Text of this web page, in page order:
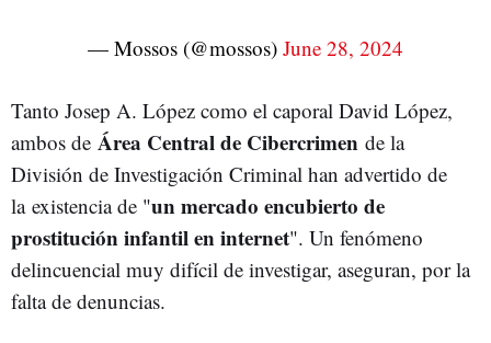
— Mossos (@mossos) June 28, 2024
Tanto Josep A. López como el caporal David López,
ambos de Área Central de Cibercrimen de la
División de Investigación Criminal han advertido de
la existencia de "un mercado encubierto de
prostitución infantil en internet". Un fenómeno
delincuencial muy difícil de investigar, aseguran, por la
falta de denuncias.